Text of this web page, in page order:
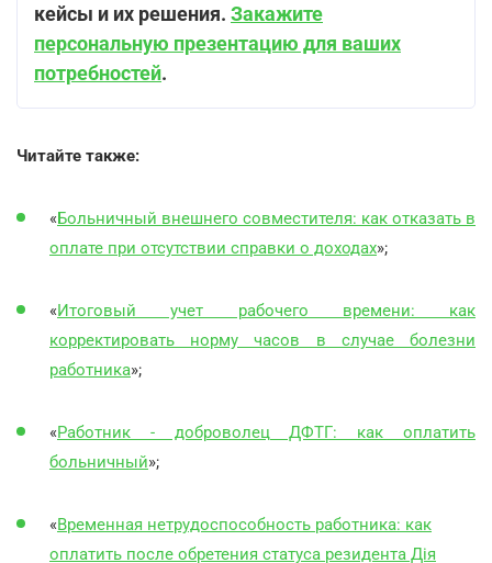
кейсы и их решения. Закажите
персональную презентацию для ваших
потребностей.
Читайте также:
«Больничный внешнего совместителя: как отказать в
оплате при отсутствии справки о доходах»;
«Итоговый учет рабочего времени: как
корректировать норму часов в случае болезни
работника»;
«Работник - доброволец ДФТГ: как оплатить
больничный»;
«Временная нетрудоспособность работника: как
оплатить после обретения статуса резидента Дія